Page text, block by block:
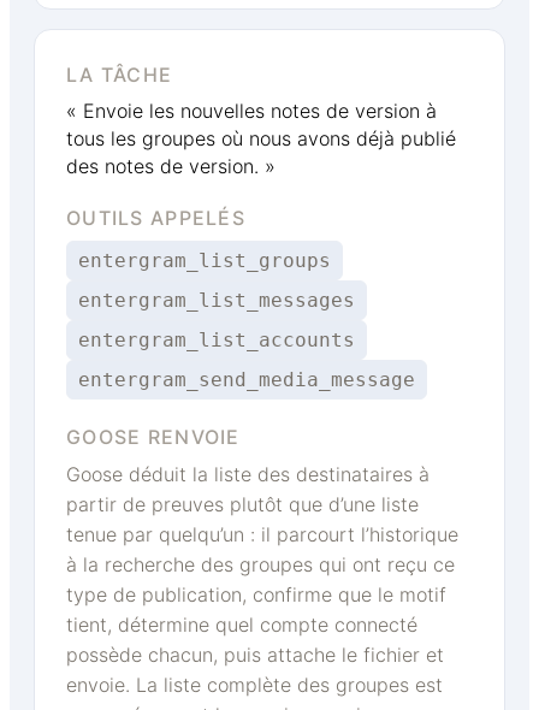
LA TÂCHE
« Envoie les nouvelles notes de version à
tous les groupes où nous avons déjà publié
des notes de version. »
OUTILS APPELÉS
entergram_list_groups
entergram_list_messages
entergram_list_accounts
entergram_send_media_message
GOOSE RENVOIE
Goose déduit la liste des destinataires à
partir de preuves plutôt que d’une liste
tenue par quelqu’un : il parcourt l’historique
à la recherche des groupes qui ont reçu ce
type de publication, confirme que le motif
tient, détermine quel compte connecté
possède chacun, puis attache le fichier et
envoie. La liste complète des groupes est